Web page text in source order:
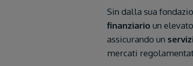
Sin dalla sua
finanziario un
assicurando un
mercati